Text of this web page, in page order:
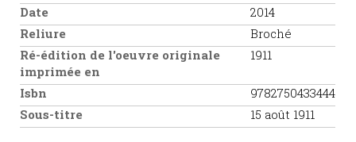
Date
2014
Reliure
Broché
Ré-édition de l'oeuvre originale
imprimée en
1911
Isbn
9782750433444
Sous-titre
15 août 1911